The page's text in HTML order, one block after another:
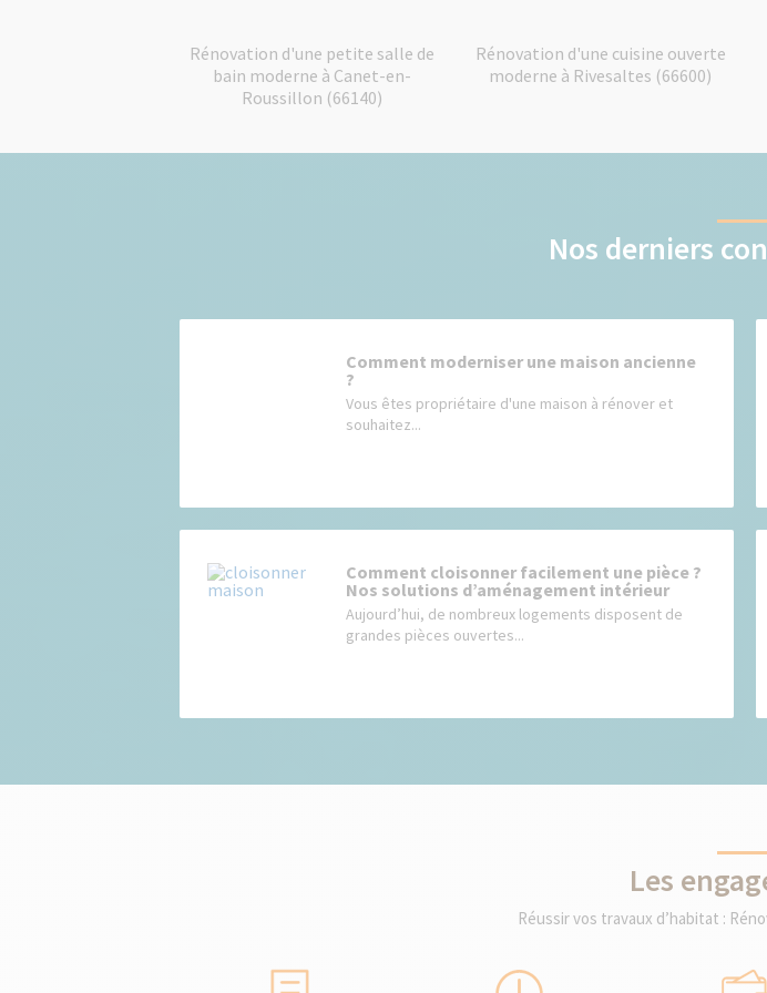
Rénovation d'une petite salle de
bain moderne à Canet-en-
Roussillon (66140)
Rénovation d'une cuisine ouverte
moderne à Rivesaltes (66600)
Nos derniers
Comment moderniser une maison ancienne
?
Vous êtes propriétaire d'une maison à rénover et
souhaitez...
Comment cloisonner facilement une pièce ?
Nos solutions d’aménagement intérieur
Aujourd’hui, de nombreux logements disposent de
grandes pièces ouvertes...
Les
Réussir vos travaux d’habitat :